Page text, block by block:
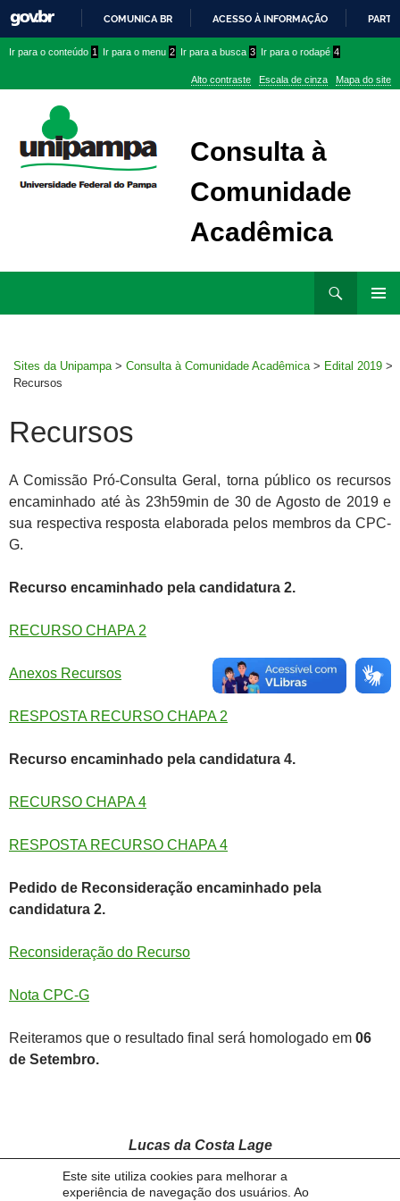
Este site utiliza cookies para melhorar a
experiência de navegação dos usuários. Ao
PARA
CONTEÚDO
COMUNICA BR ACESSO À INFORMAÇÃO
conteúdo
menu
superior
menu
Ir para o conteúdo 1 Ir para o menu 2 Ir para a busca 3 Ir para o rodapé 4
Alto contraste Escala de cinza Mapa do site
Consulta à
Comunidade
Acadêmica
Sites da Unipampa > Consulta à Comunidade Acadêmica > Edital 2019 >
Recursos
Recursos
A Comissão Pró-Consulta Geral, torna público os recursos
encaminhado até às 23h59min de 30 de Agosto de 2019 e
sua respectiva resposta elaborada pelos membros da CPC-
G.
Recurso encaminhado pela candidatura 2.
RECURSO CHAPA 2
Anexos Recursos
RESPOSTA RECURSO CHAPA 2
Recurso encaminhado pela candidatura 4.
RECURSO CHAPA 4
RESPOSTA RECURSO CHAPA 4
Pedido de Reconsideração encaminhado pela
candidatura 2.
Reconsideração do Recurso
Nota CPC-G
Reiteramos que o resultado final será homologado em 06
de Setembro.
Lucas da Costa Lage
Secretário da Comissão Pró-Consulta Geral